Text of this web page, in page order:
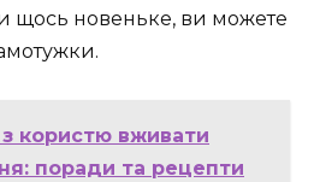
щось новеньке, ви можете
користю вживати
поради та рецепти